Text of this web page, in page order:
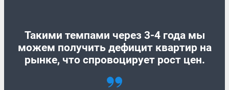
Такими темпами через 3-4 года мы
можем получить дефицит квартир на
рынке, что спровоцирует рост цен.